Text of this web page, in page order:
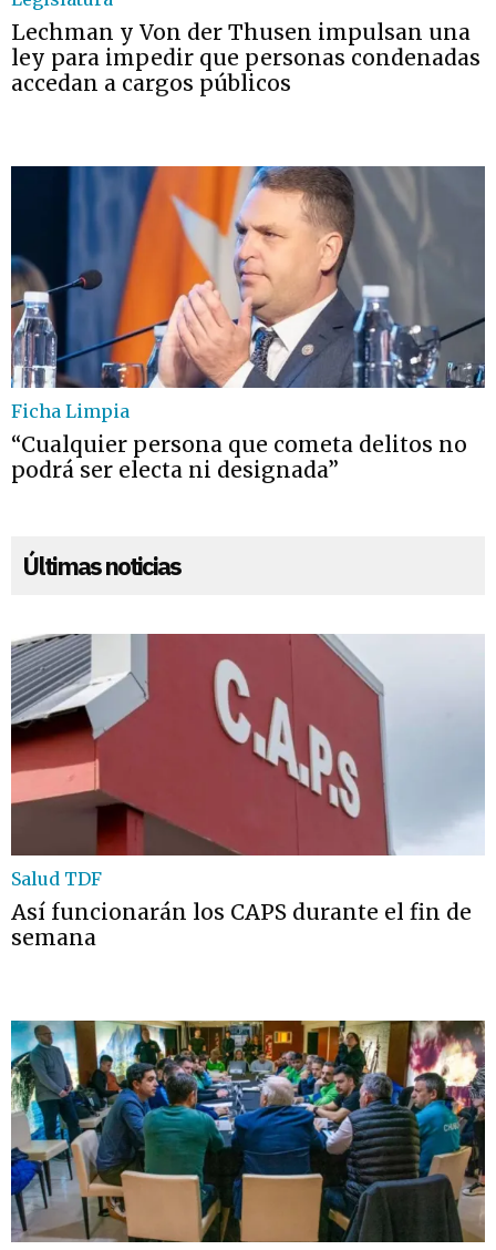
Lechman y Von der Thusen impulsan una
ley para impedir que personas condenadas
accedan a cargos públicos
Ficha Limpia
“Cualquier persona que cometa delitos no
podrá ser electa ni designada”
Últimas noticias
Salud TDF
Así funcionarán los CAPS durante el fin de
semana